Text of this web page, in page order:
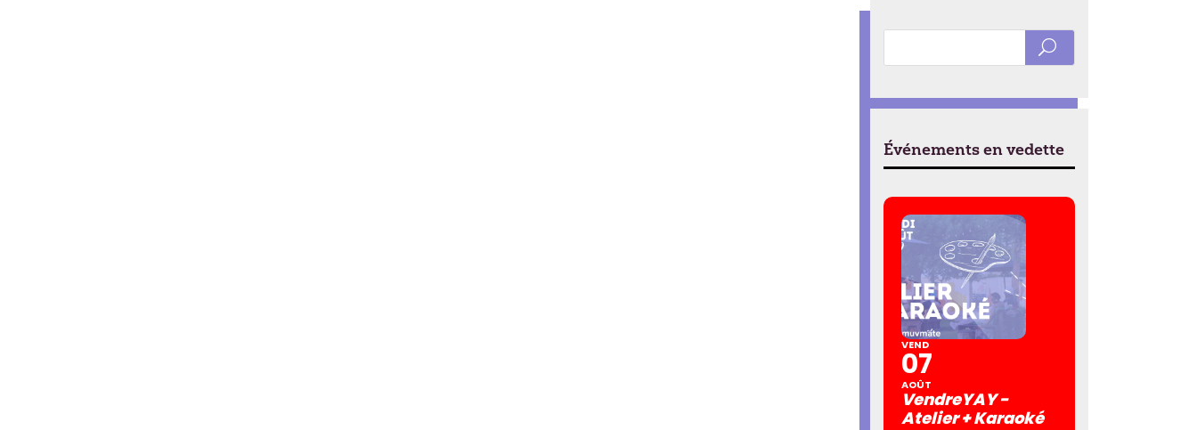
Autochtones avec des
mandats visant les
Événements en vedette
VEND
07
AOÛT
VendreYAY -
Atelier + Karaoké